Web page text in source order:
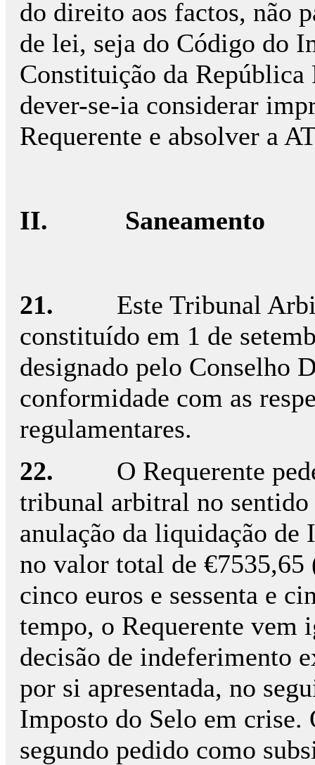
do direito aos factos, não
de lei, seja do Código do
Constituição da República
dever-se-ia considerar
Requerente e absolver a
II. Saneamento
21. Este Tribunal
constituído em 1 de
designado pelo Conselho
conformidade com as
regulamentares.
22. O Requerente
tribunal arbitral no sentido
anulação da liquidação
no valor total de
cinco euros e sessenta e
tempo, o Requerente vem
decisão de indeferimento
por si apresentada, no
Imposto do Selo em crise.
segundo pedido como